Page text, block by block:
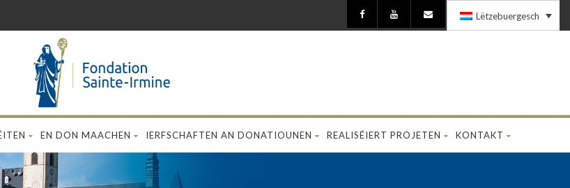
Lëtzebuergesch
EN DON MAACHEN IERFSCHAFTEN AN DONATIOUNEN REALISÉIERT PROJETEN KONTAKT